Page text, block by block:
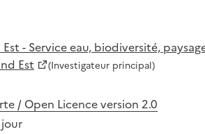
Est - Service eau, biodiversité,
Est (Investigateur principal)
/ Open Licence version 2.0